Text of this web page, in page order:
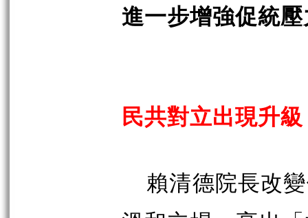
進一步增強促統
民共對立出現升級
賴清德院長改